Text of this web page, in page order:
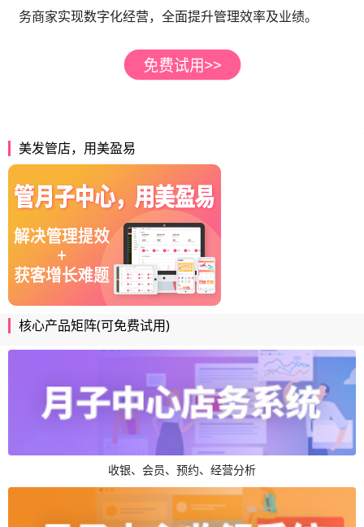
务商家实现数字化经营，全面提升管理效率及业绩。
美发管店，用美盈易
核心产品矩阵(可免费试用)
收银、会员、预约、经营分析